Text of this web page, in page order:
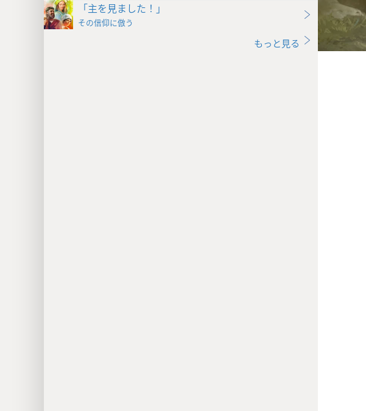
「主を見ました！」
その信仰に倣う
もっと見る